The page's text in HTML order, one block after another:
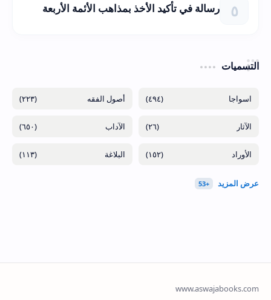
رسالة في تأكيد الأخذ بمذاهب الأئمة الأربعة
التسميات
(٤٩٤) (٢٢٣)
(٢٦) (٦٥٠)
(١٥٢) (١١٣)